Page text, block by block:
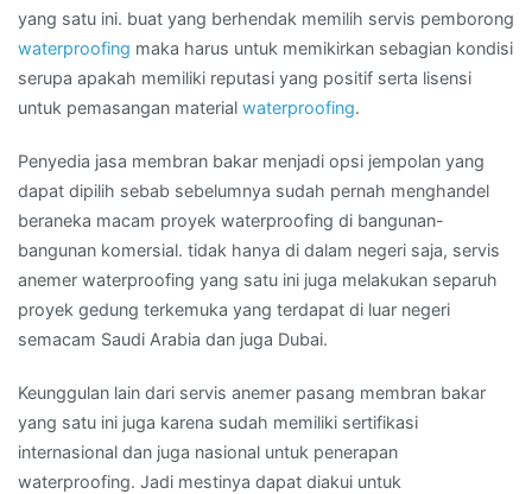
yang satu ini. buat yang berhendak memilih servis pemborong
waterproofing maka harus untuk memikirkan sebagian kondisi
serupa apakah memiliki reputasi yang positif serta lisensi
untuk pemasangan material waterproofing.
Penyedia jasa membran bakar menjadi opsi jempolan yang
dapat dipilih sebab sebelumnya sudah pernah menghandel
beraneka macam proyek waterproofing di bangunan-
bangunan komersial. tidak hanya di dalam negeri saja, servis
anemer waterproofing yang satu ini juga melakukan separuh
proyek gedung terkemuka yang terdapat di luar negeri
semacam Saudi Arabia dan juga Dubai.
Keunggulan lain dari servis anemer pasang membran bakar
yang satu ini juga karena sudah memiliki sertifikasi
internasional dan juga nasional untuk penerapan
waterproofing. Jadi mestinya dapat diakui untuk